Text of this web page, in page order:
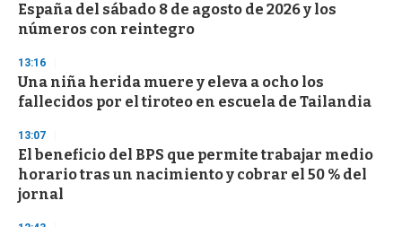
España del sábado 8 de agosto de 2026 y los
números con reintegro
13:16
Una niña herida muere y eleva a ocho los
fallecidos por el tiroteo en escuela de Tailandia
13:07
El beneficio del BPS que permite trabajar medio
horario tras un nacimiento y cobrar el 50 % del
jornal